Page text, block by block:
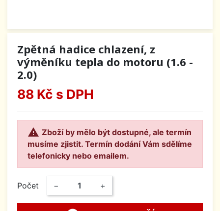
Zpětná hadice chlazení, z
výměníku tepla do motoru (1.6 -
2.0)
88 Kč s DPH
 Zboží by mělo být dostupné, ale termín
musíme zjistit. Termín dodání Vám sdělíme
telefonicky nebo emailem.
Počet − +